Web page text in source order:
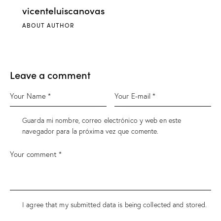
vicenteluiscanovas
ABOUT AUTHOR
Leave a comment
Guarda mi nombre, correo electrónico y web en este
navegador para la próxima vez que comente.
I agree that my submitted data is beingcollected and stored.